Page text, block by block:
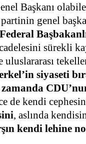
Başkanı
genel
sürekli
siyaseti
de kendi
, aslında
kendi lehine